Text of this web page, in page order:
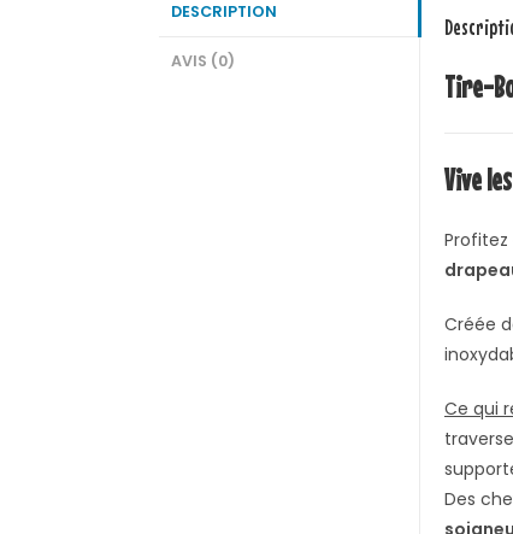
DESCRIPTION
AVIS (0)
Tire-
Vive les
Créée
Ce qui
Des